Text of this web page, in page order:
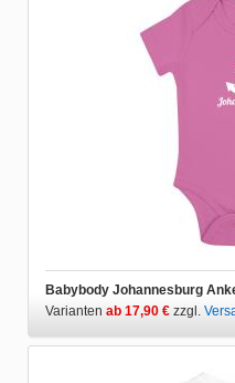
Babybody Johannesburg
Varianten ab 17,90 € zzgl.